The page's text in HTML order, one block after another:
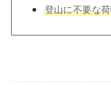
登山に不要な